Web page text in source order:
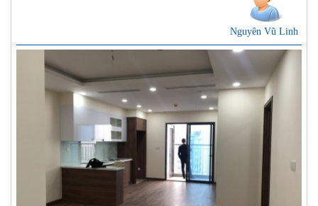
Nguyên Vũ Linh